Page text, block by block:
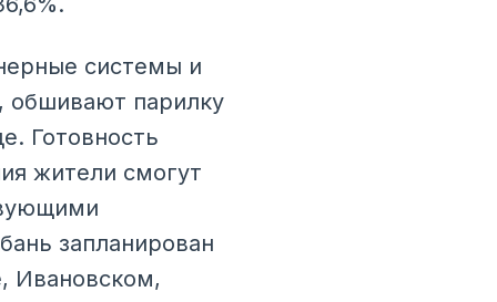
системы и
обшивают парилку
Готовность
жители смогут
запланирован
Ивановском,